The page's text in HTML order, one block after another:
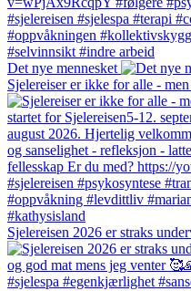
Det nye mennesket
Sjelereiser er ikke for alle -
Sjelereisen 2026 er straks